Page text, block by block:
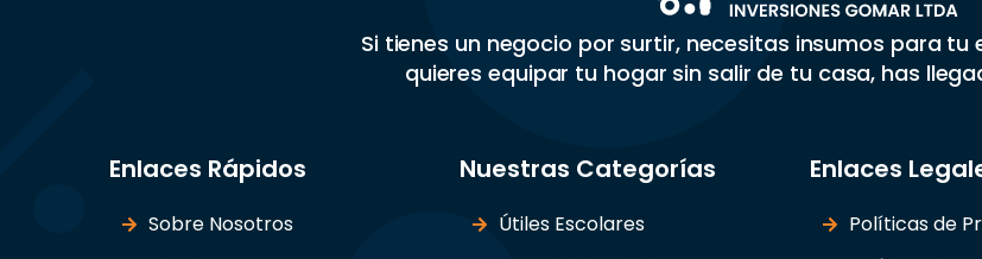
Si tienes un negocio por surtir, necesitas insumos para
quieres equipar tu hogar sin salir de tu casa, has
Enlaces Rápidos
Sobre Nosotros
Nuestras Categorías
Útiles Escolares
Enlaces
Políticas de